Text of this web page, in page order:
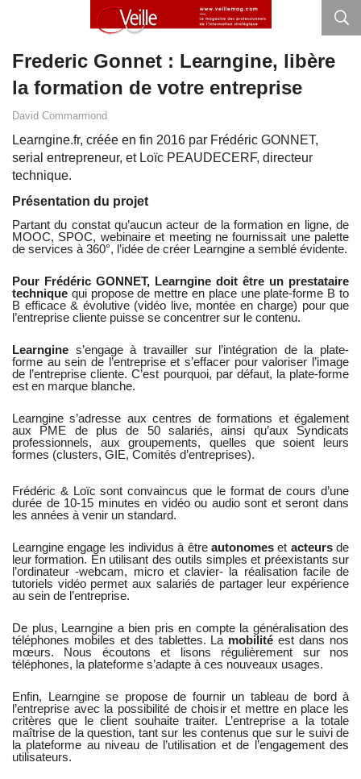
Frederic Gonnet : Learngine, libère
la formation de votre entreprise
David Commarmond
Learngine.fr, créée en fin 2016 par Frédéric GONNET,
serial entrepreneur, et Loïc PEAUDECERF, directeur
technique.
Présentation du projet
Partant du constat qu’aucun acteur de la formation en ligne, de
MOOC, SPOC, webinaire et meeting ne fournissait une palette
de services à 360°, l’idée de créer Learngine a semblé évidente.
Pour Frédéric GONNET, Learngine doit être un prestataire
technique qui propose de mettre en place une plate-forme B to
B efficace & évolutive (vidéo live, montée en charge) pour que
l’entreprise cliente puisse se concentrer sur le contenu.
Learngine s’engage à travailler sur l’intégration de la plate-
forme au sein de l’entreprise et s’effacer pour valoriser l’image
de l’entreprise cliente. C’est pourquoi, par défaut, la plate-forme
est en marque blanche.
Learngine s’adresse aux centres de formations et également
aux PME de plus de 50 salariés, ainsi qu’aux Syndicats
professionnels, aux groupements, quelles que soient leurs
formes (clusters, GIE, Comités d’entreprises).
Frédéric & Loïc sont convaincus que le format de cours d’une
durée de 10-15 minutes en vidéo ou audio sont et seront dans
les années à venir un standard.
Learngine engage les individus à être autonomes et acteursde
leur formation. En utilisant des outils simples et préexistants sur
l’ordinateur -webcam, micro et clavier- la réalisation facile de
tutoriels vidéo permet aux salariés de partager leur expérience
au sein de l’entreprise.
De plus, Learngine a bien pris en compte la généralisation des
téléphones mobiles et des tablettes. La mobilité est dans nos
mœurs. Nous écoutons et lisons régulièrement sur nos
téléphones, la plateforme s’adapte à ces nouveaux usages.
Enfin, Learngine se propose de fournir un tableau de bord à
l’entreprise avec la possibilité de choisir et mettre en place les
critères que le client souhaite traiter. L’entreprise a la totale
maîtrise de la question, tant sur les contenus que sur le suivi de
la plateforme au niveau de l’utilisation et de l’engagement des
utilisateurs.